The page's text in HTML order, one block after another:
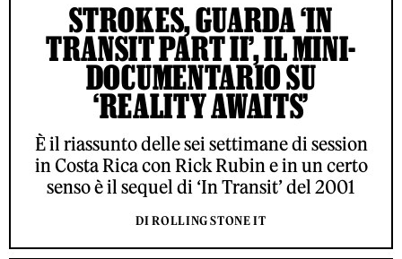
STROKES, GUARDA ‘IN
TRANSIT PART II’, IL MINI-
DOCUMENTARIO SU
‘REALITY AWAITS’
È il riassunto delle sei settimane di session
in Costa Rica con Rick Rubin e in un certo
senso è il sequel di ‘In Transit’ del 2001
DI ROLLING STONE IT